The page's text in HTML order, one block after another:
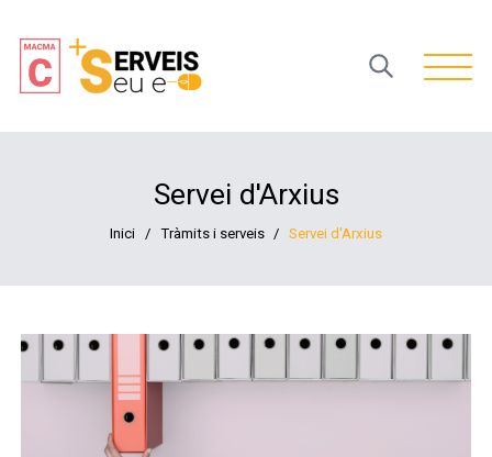
Open
Servei d'Arxius
Inici / Tràmits i serveis / Servei d'Arxius